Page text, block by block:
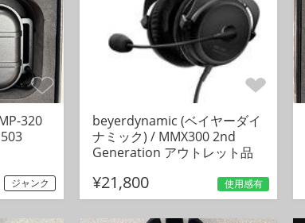
320
ジャンク
beyerdynamic (ベイヤーダイ
ナミック) / MMX300 2nd
Generation アウトレット品
¥21,800 使用感有